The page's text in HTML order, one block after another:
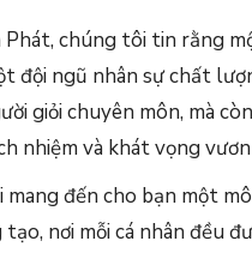
Phát, chúng tôi tin rằng
đội ngũ nhân sự chất
giỏi chuyên môn, mà
nhiệm và khát vọng vươn
đến cho bạn một
tạo, nơi mỗi cá nhân đều